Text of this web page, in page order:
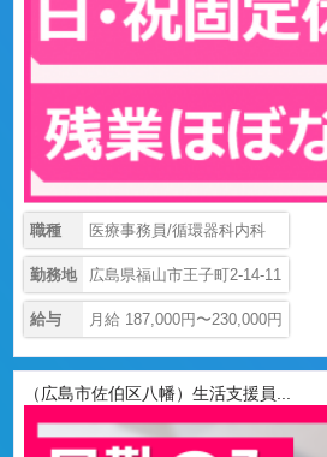
職種 医療事務員/循環器科内科
勤務地 広島県福山市王子町2-14-11
給与 月給 187,000円〜230,000円
（広島市佐伯区八幡）生活支援員...